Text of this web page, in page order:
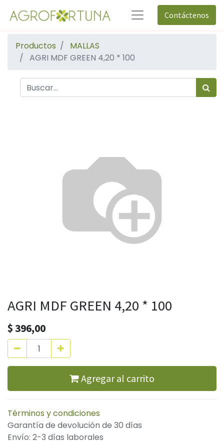
Contáctenos
Productos
MALLAS
AGRI MDF GREEN 4,20 * 100
AGRI MDF GREEN 4,20 * 100
$396,00
Agregar al carrito
Términos y condiciones
Garantía de devolución de 30 días
Envío: 2-3 días laborales